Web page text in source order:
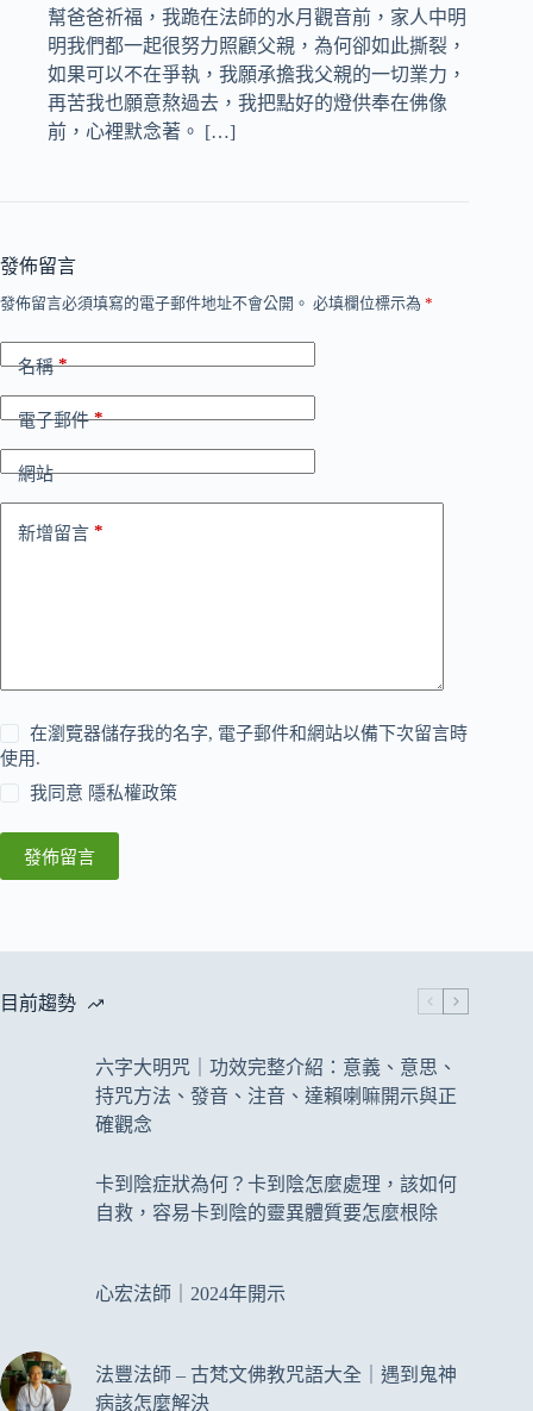
幫爸爸祈福，我跪在法師的水月觀音前，家人中明
明我們都一起很努力照顧父親，為何卻如此撕裂，
如果可以不在爭執，我願承擔我父親的一切業力，
再苦我也願意熬過去，我把點好的燈供奉在佛像
前，心裡默念著。 […]
發佈留言
發佈留言必須填寫的電子郵件地址不會公開。 必填欄位標示為 *
名稱*
電子郵件*
網站
新增留言 *
在瀏覽器儲存我的名字, 電子郵件和網站以備下次留言時
使用.
我同意 隱私權政策
發佈留言
目前趨勢
六字大明咒｜功效完整介紹：意義、意思、
持咒方法、發音、注音、達賴喇嘛開示與正
確觀念
卡到陰症狀為何？卡到陰怎麼處理，該如何
自救，容易卡到陰的靈異體質要怎麼根除
心宏法師｜2024年開示
法豐法師 – 古梵文佛教咒語大全｜遇到鬼神
病該怎麼解決